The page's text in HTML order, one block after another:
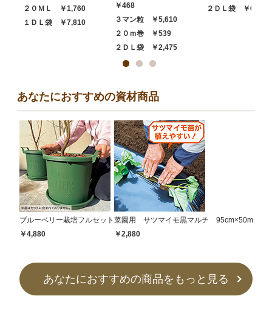
２０ＭＬ ￥1,760
１ＤＬ袋 ￥7,810
￥468
３マン粒 ￥5,610
２０ｍ巻 ￥539
２ＤＬ袋 ￥2,475
２ＤＬ袋 ￥6,050
あなたにおすすめの資材商品
ブルーベリー栽培フルセット
￥4,880
菜園用 サツマイモ黒マルチ 95cm×50m
￥2,880
あなたにおすすめの商品をもっと見る